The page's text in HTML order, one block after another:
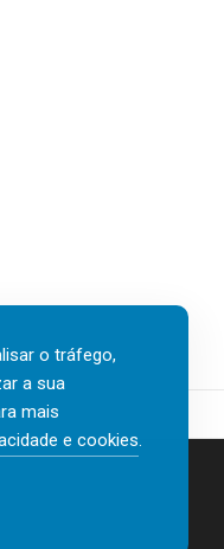
o tráfego,
a sua
mais
e cookies.